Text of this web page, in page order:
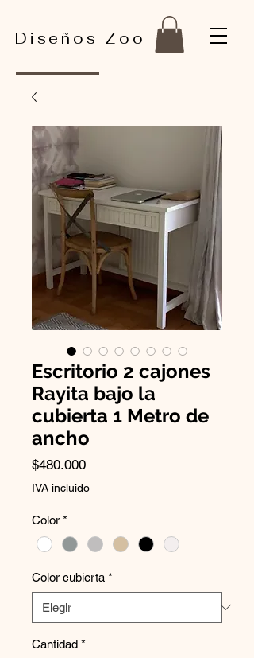
Diseños Zoo
Escritorio 2 cajones
Rayita bajo la
cubierta 1 Metro de
ancho
$480.000Precio
IVA incluido
Color *
Color cubierta *
Cantidad *